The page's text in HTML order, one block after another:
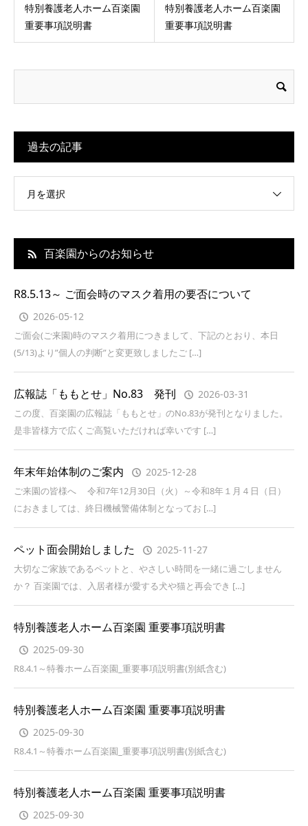
特別養護老人ホーム百楽園
重要事項説明書
特別養護老人ホーム百楽園
重要事項説明書
過去の記事
月を選択
百楽園からのお知らせ
R8.5.13～ ご面会時のマスク着用の要否について
2026-05-12
ご面会(ご来園)時のマスク着用につきまして、下記のとおり、本日
(5/13)より”個人の判断”と変更致しましたご […]
広報誌「ももとせ」No.83 発刊 2026-03-31
この度、百楽園の広報誌「ももとせ」のNo.83が発刊となりました。
是非皆様方で広くご高覧いただければ幸いです […]
年末年始体制のご案内 2025-12-28
ご来園の皆様へ 令和7年12月30日（火）～令和8年１月４日（日）
におきましては、終日機械警備体制となってお […]
ペット面会開始しました 2025-11-27
大切なご家族であるペットと、やさしい時間を一緒に過ごしません
か？ 百楽園では、入居者様が愛する犬や猫と再会でき […]
特別養護老人ホーム百楽園 重要事項説明書
2025-09-30
R8.4.1～特養ホーム百楽園_重要事項説明書(別紙含む)
特別養護老人ホーム百楽園 重要事項説明書
2025-09-30
R8.4.1～特養ホーム百楽園_重要事項説明書(別紙含む)
特別養護老人ホーム百楽園 重要事項説明書
2025-09-30